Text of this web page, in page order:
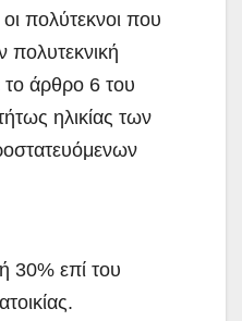
οι πολύτεκνοι που
πολυτεκνική
το άρθρο 6 του
ηλικίας των
30% επί του